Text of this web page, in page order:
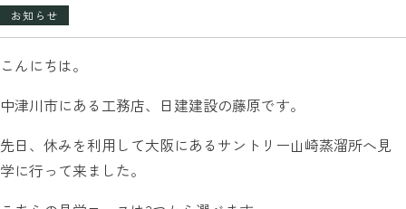
お知らせ
こんにちは。
中津川市にある工務店、日建建設の藤原です。
先日、休みを利用して大阪にあるサントリー山崎蒸溜所へ見
学に行って来ました。